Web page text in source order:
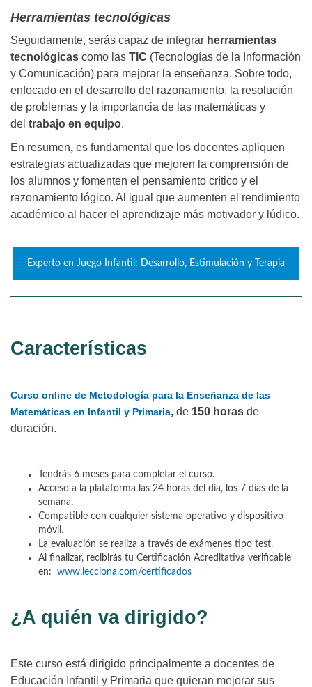
Herramientas tecnológicas
Seguidamente, serás capaz de integrar herramientas
tecnológicas como las TIC (Tecnologías de la Información
y Comunicación) para mejorar la enseñanza. Sobre todo,
enfocado en el desarrollo del razonamiento, la resolución
de problemas y la importancia de las matemáticas y
del trabajo en equipo.
En resumen, es fundamental que los docentes apliquen
estrategias actualizadas que mejoren la comprensión de
los alumnos y fomenten el pensamiento crítico y el
razonamiento lógico. Al igual que aumenten el rendimiento
académico al hacer el aprendizaje más motivador y lúdico.
Experto en Juego Infantil: Desarrollo, Estimulación y Terapia
Características
Curso online de Metodología para la Enseñanza de las
Matemáticas en Infantil y Primaria, de 150 horas de
duración.
Tendrás 6 meses para completar el curso.
Acceso a la plataforma las 24 horas del día, los 7 días de la
semana.
Compatible con cualquier sistema operativo y dispositivo
móvil.
La evaluación se realiza a través de exámenes tipo test.
Al finalizar, recibirás tu Certificación Acreditativa verificable
en: www.lecciona.com/certificados
¿A quién va dirigido?
Este curso está dirigido principalmente a docentes de
Educación Infantil y Primaria que quieran mejorar sus